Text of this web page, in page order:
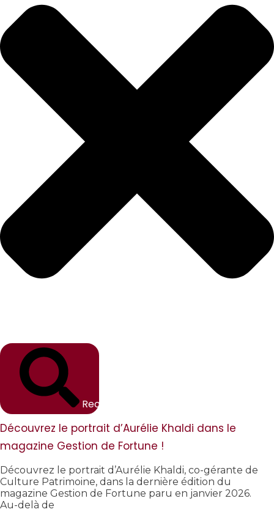
Rechercher
Découvrez le portrait d’Aurélie Khaldi dans le
magazine Gestion de Fortune !
Découvrez le portrait d’Aurélie Khaldi, co-gérante de
Culture Patrimoine, dans la dernière édition du
magazine Gestion de Fortune paru en janvier 2026.
Au-delà de